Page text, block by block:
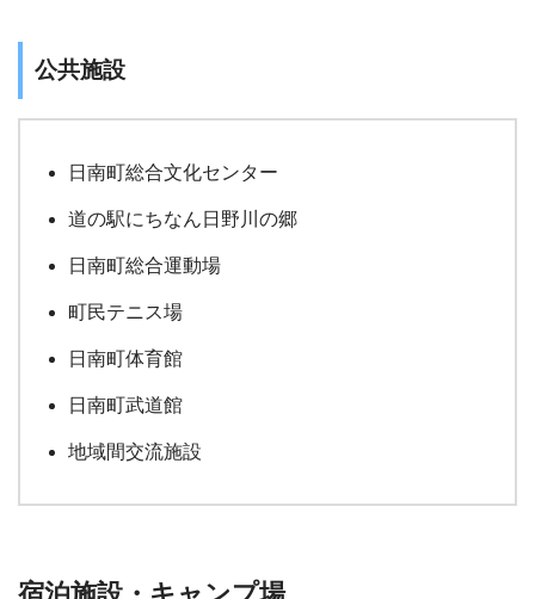
公共施設
日南町総合文化センター
道の駅にちなん日野川の郷
日南町総合運動場
町民テニス場
日南町体育館
日南町武道館
地域間交流施設